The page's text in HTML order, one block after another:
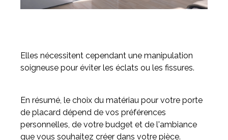
Elles nécessitent cependant une manipulation
soigneuse pour éviter les éclats ou les fissures.
En résumé, le choix du matériau pour votre porte
de placard dépend de vos préférences
personnelles, de votre budget et de l'ambiance
que vous souhaitez créer dans votre pièce.